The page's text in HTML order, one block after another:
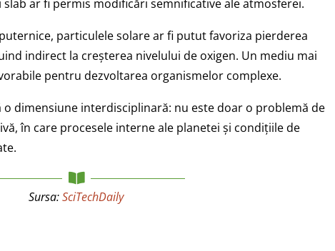
ar fi permis modificări semnificative ale atmosferei.
particulele solare ar fi putut favoriza pierderea
indirect la creșterea nivelului de oxigen. Un mediu mai
pentru dezvoltarea organismelor complexe.
dimensiune interdisciplinară: nu este doar o problemă de
în care procesele interne ale planetei și condițiile de
Sursa:SciTechDaily